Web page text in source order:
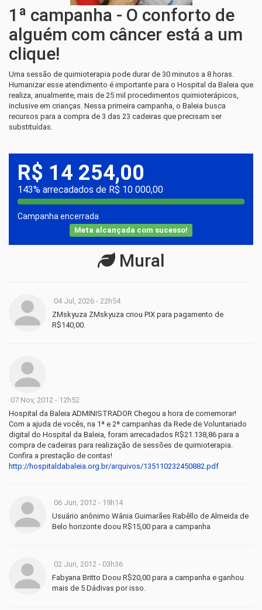
1ª campanha - O conforto de
alguém com câncer está a um
clique!
Uma sessão de quimioterapia pode durar de 30 minutos a 8 horas.
Humanizar esse atendimento é importante para o Hospital da Baleia que
realiza, anualmente, mais de 25 mil procedimentos quimioterápicos,
inclusive em crianças. Nessa primeira campanha, o Baleia busca
recursos para a compra de 3 das 23 cadeiras que precisam ser
substituídas.
R$ 14 254,00
143% arrecadados de R$ 10 000,00
Campanha encerrada
Meta alcançada com sucesso!
Mural
04 Jul, 2026 - 22h54
ZMskyuza ZMskyuza criou PIX para pagamento de
R$140,00.
07 Nov, 2012 - 12h52
Hospital da Baleia ADMINISTRADOR Chegou a hora de comemorar!
Com a ajuda de vocês, na 1ª e 2ª campanhas da Rede de Voluntariado
digital do Hospital da Baleia, foram arrecadados R$21.138,86 para a
compra de cadeiras para realização de sessões de quimioterapia.
Confira a prestação de contas!
http://hospitaldabaleia.org.br/arquivos/135110232450882.pdf
06 Jun, 2012 - 19h14
Usuário anônimo Wânia Guimarães Rabêllo de Almeida de
Belo horizonte doou R$15,00 para a campanha
02 Jun, 2012 - 03h36
Fabyana Britto Doou R$20,00 para a campanha e ganhou
mais de 5 Dádivas por isso.